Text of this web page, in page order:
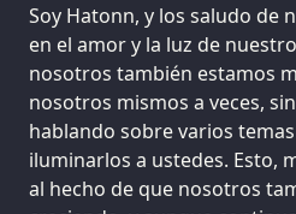
Soy Hatonn, y los saludo de
en el amor y la luz de
nosotros también estamos
nosotros mismos a veces,
hablando sobre varios
iluminarlos a ustedes. Esto,
al hecho de que nosotros